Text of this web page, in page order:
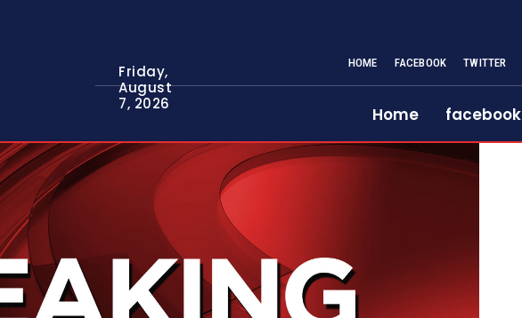
Friday,
August
7, 2026
HOME FACEBOOK TWITTER
Home facebook